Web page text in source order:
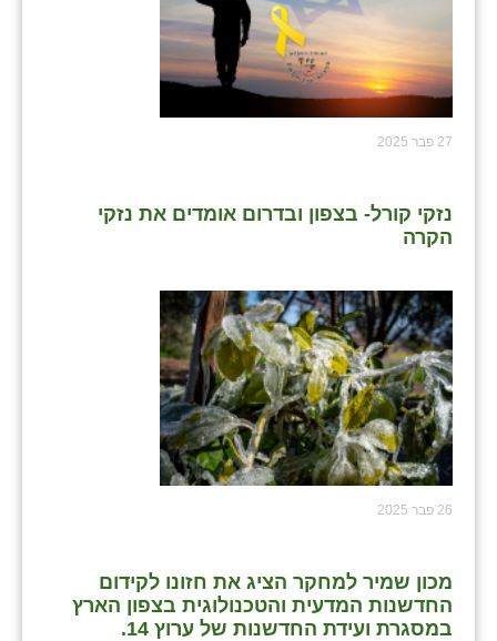
27 פבר 2025
נזקי קורל- בצפון ובדרום אומדים את נזקי
הקרה
26 פבר 2025
מכון שמיר למחקר הציג את חזונו לקידום
החדשנות המדעית והטכנולוגית בצפון הארץ
במסגרת ועידת החדשנות של ערוץ 14.